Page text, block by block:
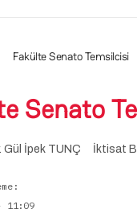
Fakülte Senato Temsilcisi
Senato
Gül İpek TUNÇ İktisat
11:09